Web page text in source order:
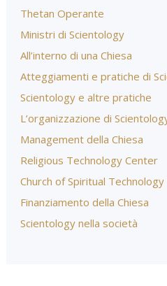
Thetan Operante
Ministri di Scientology
All’interno di una Chiesa
Atteggiamenti e pratiche di
Scientology e altre pratiche
L’organizzazione di
Management della Chiesa
Religious Technology Center
Church of Spiritual Technology
Finanziamento della Chiesa
Scientology nella società